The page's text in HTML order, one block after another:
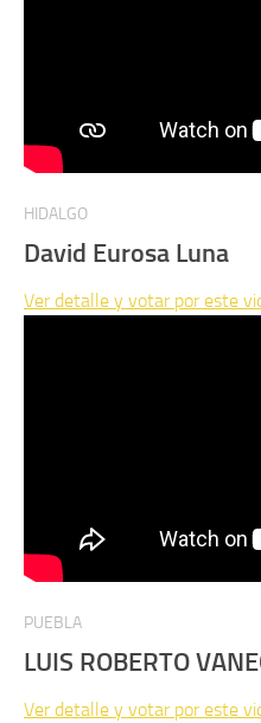
HIDALGO
David Eurosa Luna
Ver detalle y votar por este
PUEBLA
LUIS ROBERTO
Ver detalle y votar por este